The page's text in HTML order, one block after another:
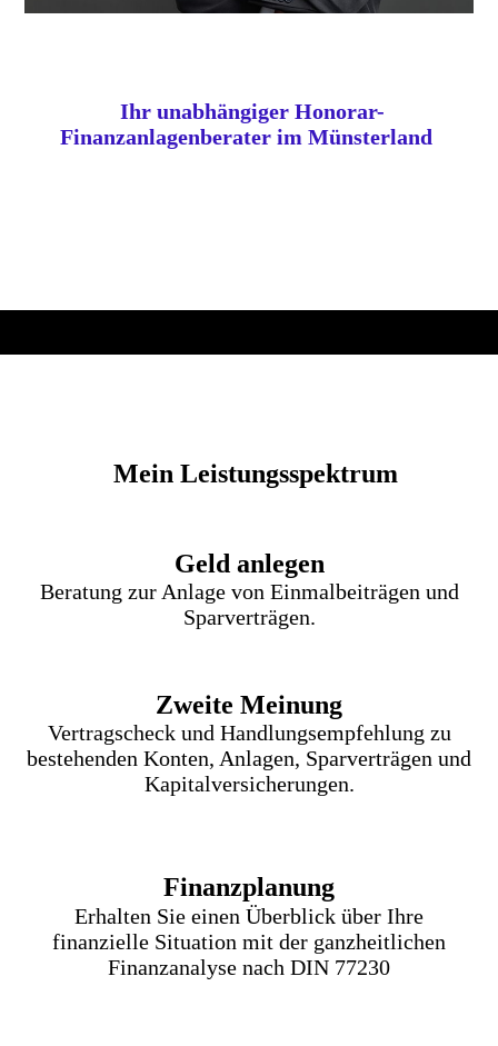
Ihr unabhängiger Honorar-
Finanzanlagenberater im Münsterland
Mein Leistungsspektrum
Geld anlegen
Beratung zur Anlage von Einmalbeiträgen und
Sparverträgen.
Zweite Meinung
Vertragscheck und Handlungsempfehlung zu
bestehenden Konten, Anlagen, Sparverträgen und
Kapitalversicherungen.
Finanzplanung
Erhalten Sie einen Überblick über Ihre
finanzielle Situation mit der ganzheitlichen
Finanzanalyse nach DIN 77230